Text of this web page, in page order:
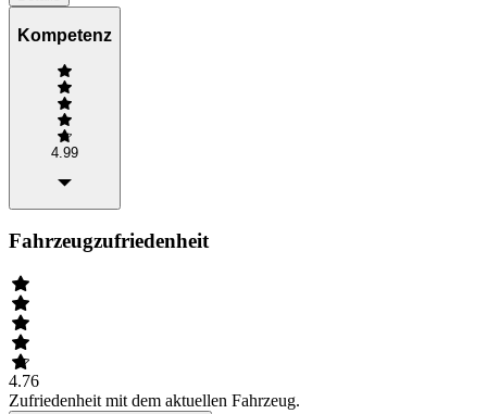
Kompetenz
4.99
Fahrzeugzufriedenheit
4.76
Zufriedenheit mit dem aktuellen Fahrzeug.